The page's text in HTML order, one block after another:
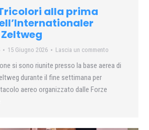
alla prima
15 Giugno 2026 Lascia un commento
si sono riunite presso la base aerea di
durante il fine settimana per
aereo organizzato dalle Forze